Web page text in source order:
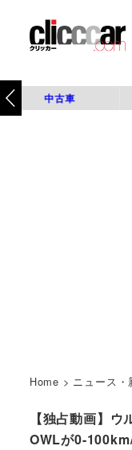
中古車
Home > ニュース・
【独占動画】
OWLが0-